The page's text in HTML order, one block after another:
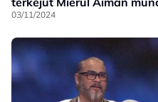
03/11/2024